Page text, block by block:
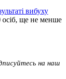
вибуху
осіб, ще не менше
на наш